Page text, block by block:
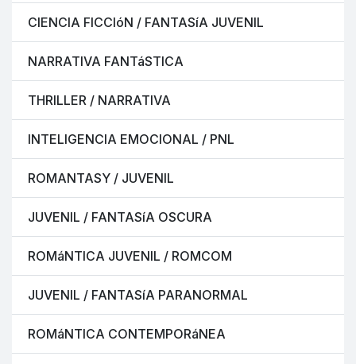
CIENCIA FICCIóN / FANTASíA JUVENIL
NARRATIVA FANTáSTICA
THRILLER / NARRATIVA
INTELIGENCIA EMOCIONAL / PNL
ROMANTASY / JUVENIL
JUVENIL / FANTASíA OSCURA
ROMáNTICA JUVENIL / ROMCOM
JUVENIL / FANTASíA PARANORMAL
ROMáNTICA CONTEMPORáNEA